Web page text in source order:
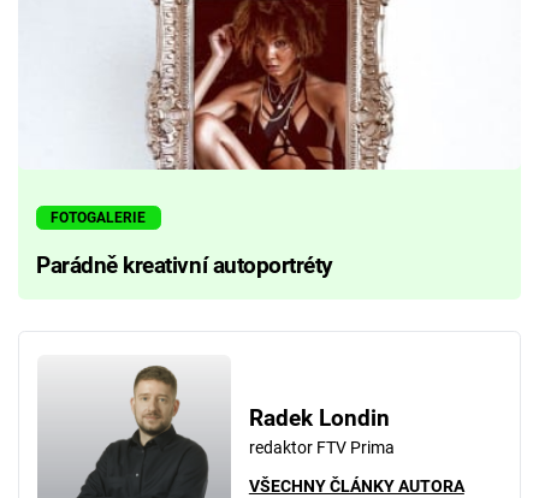
FOTOGALERIE
Parádně kreativní autoportréty
Radek Londin
redaktor FTV Prima
VŠECHNY ČLÁNKY AUTORA